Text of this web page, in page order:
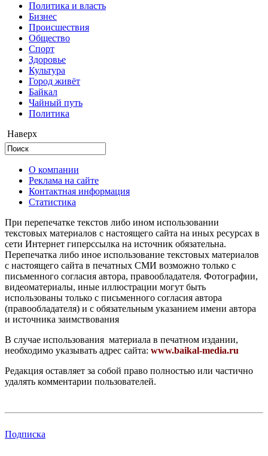
Политика и власть
Бизнес
Происшествия
Общество
Cпорт
Здоровье
Культура
Город живёт
Байкал
Чайный путь
Политика
Наверх
О компании
Реклама на сайте
Контактная информация
Статистика
При перепечатке текстов либо ином использовании
текстовых материалов с настоящего сайта на иных ресурсах в
сети Интернет гиперссылка на источник обязательна.
Перепечатка либо иное использование текстовых материалов
с настоящего сайта в печатных СМИ возможно только с
письменного согласия автора, правообладателя. Фотографии,
видеоматериалы, иные иллюстрации могут быть
использованы только с письменного согласия автора
(правообладателя) и с обязательным указанием имени автора
и источника заимствования
В случае использования материала в печатном издании,
необходимо указывать адрес сайта: www.baikal-media.ru
Редакция оставляет за собой право полностью или частично
удалять комментарии пользователей.
Подписка